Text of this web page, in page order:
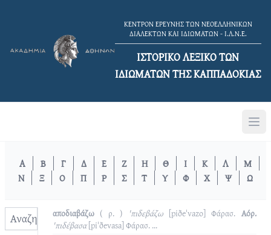
ΚΕΝΤΡΟΝ ΕΡΕΥΝΗΣ ΤΩΝ ΝΕΟΕΛΛΗΝΙΚΩΝ
ΔΙΑΛΕΚΤΩΝ ΚΑΙ ΙΔΙΩΜΑΤΩΝ - Ι.Λ.Ν.Ε.
ΙΣΤΟΡΙΚΟ ΛΕΞΙΚΟ TΩΝ
ΙΔΙΩΜΑΤΩΝ ΤΗΣ ΚΑΠΠΑΔΟΚΙΑΣ
Α Β Γ Δ Ε Ζ Η Θ Ι Κ Λ
Μ
Ν
Ξ Ο Π Ρ Σ Τ Υ Φ Χ Ψ Ω
αποδιαβάζω ( ρ. ) 'πιδεβάζω [piðeˈvazo] Φάρασ. Αόρ.
'πιδέβασα [piˈðevasa] Φάρασ. ...